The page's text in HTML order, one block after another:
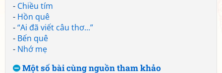
- Chiều tím
- Hồn quê
-“Ai đã viết câu thơ...”
- Bến quê
- Nhớ mẹ
Một số bài cùng nguồn tham khảo